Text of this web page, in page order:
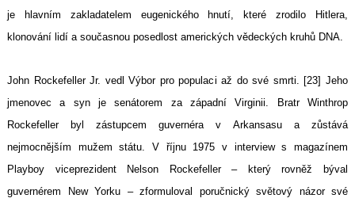
je hlavním zakladatelem eugenického hnutí, které zrodilo Hitlera,
klonování lidí a současnou posedlost amerických vědeckých kruhů DNA.
John Rockefeller Jr. vedl Výbor pro populaci až do své smrti. [23] Jeho
jmenovec a syn je senátorem za západní Virginii. Bratr Winthrop
Rockefeller byl zástupcem guvernéra v Arkansasu a zůstává
nejmocnějším mužem státu. V říjnu 1975 v interview s magazínem
Playboy viceprezident Nelson Rockefeller – který rovněž býval
guvernérem New Yorku – zformuloval poručnický světový názor své